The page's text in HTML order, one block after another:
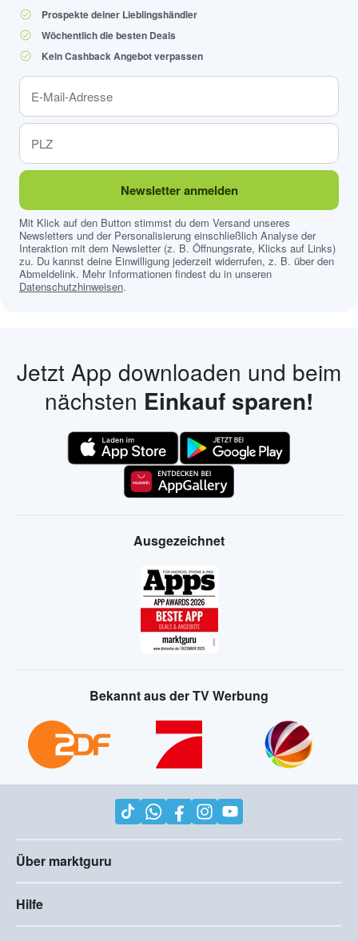
Prospekte deiner Lieblingshändler
Wöchentlich die besten Deals
Kein Cashback Angebot verpassen
Newsletter anmelden
Mit Klick auf den Button stimmst du dem Versand unseres
Newsletters und der Personalisierung einschließlich Analyse der
Interaktion mit dem Newsletter (z. B. Öffnungsrate, Klicks auf Links)
zu. Du kannst deine Einwilligung jederzeit widerrufen, z. B. über den
Abmeldelink. Mehr Informationen findest du in unseren
Datenschutzhinweisen.
Jetzt App downloaden und beim
nächsten Einkauf sparen!
Ausgezeichnet
Bekannt aus der TV Werbung
Über marktguru
Hilfe